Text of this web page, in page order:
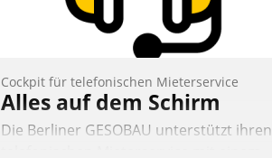
Nadja Hußmann
Cockpit für telefonischen Mieterservice
Alles auf dem Schirm
Die Berliner GESOBAU unterstützt ihren